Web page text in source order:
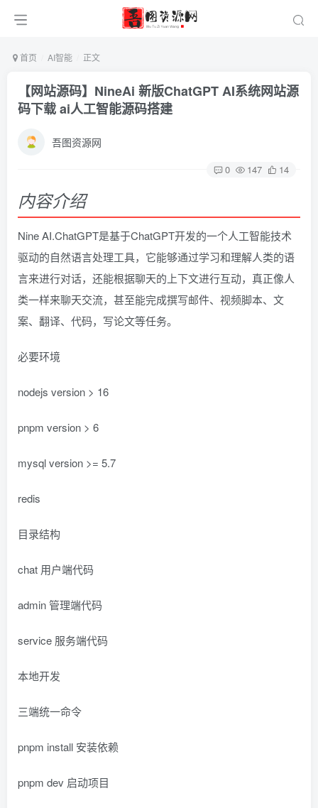
首页 AI智能 正文
【网站源码】NineAi 新版ChatGPT AI系统网站源
码下载 ai人工智能源码搭建
吾图资源网
0 147 14
内容介绍
Nine AI.ChatGPT是基于ChatGPT开发的一个人工智能技术
驱动的自然语言处理工具，它能够通过学习和理解人类的语
言来进行对话，还能根据聊天的上下文进行互动，真正像人
类一样来聊天交流，甚至能完成撰写邮件、视频脚本、文
案、翻译、代码，写论文等任务。
必要环境
nodejs version > 16
pnpm version > 6
mysql version >= 5.7
redis
目录结构
chat 用户端代码
admin 管理端代码
service 服务端代码
本地开发
三端统一命令
pnpm install 安装依赖
pnpm dev 启动项目